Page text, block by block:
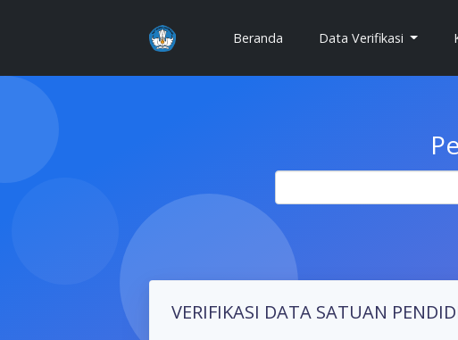
Beranda(current)Data Verifikasi
VERIFIKASI DATA SATUAN